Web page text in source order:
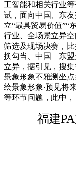
工智能和相关行业
试，面向中国、东
立“最具贸易价值”“
行业、全场景立异
筛选及现场决赛，
换勾当、中国—东盟
立异，据引见，搜
景象形象不雅测坐
绘景象形象·预见将
等环节问题，此中，
福建